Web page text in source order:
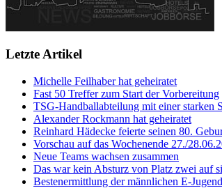
Letzte Artikel
Michelle Feilhaber hat geheiratet
Fast 50 Treffer zum Start der Vorbereitung
TSG-Handballabteilung mit einer starken
Alexander Rockmann hat geheiratet
Reinhard Hädecke feierte seinen 80.
Vorschau auf das Wochenende 27./
Neue Teams wachsen zusammen
Das war kein Absturz von Platz zwei auf
Bestenermittlung der männlichen E-